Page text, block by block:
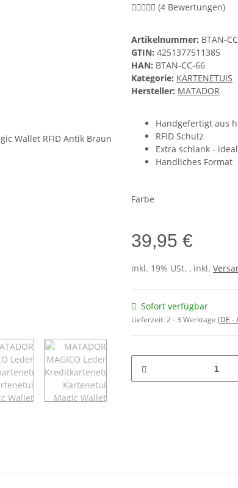
(4 Bewertungen)
Artikelnummer: BTAN-
GTIN: 4251377511385
HAN: BTAN-CC-66
Kategorie: KARTENETUIS
Hersteller: MATADOR
Handgefertigt aus
RFID Schutz
Extra schlank -
Handliches Format
Farbe
39,95 €
inkl. 19% USt. , inkl.
Sofort verfügbar
Lieferzeit:2 - 3 Werktage (DE -